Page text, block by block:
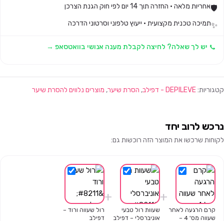
🛡️אחריות מלאה · החזרה תוך 14 יום לפי חוק הגנת הצרכן
✨תמיכה טכנית מקצועית · ייעוץ טלפוני וסרטוני הדרכה
יש לך שאלה? לחיצה לקבלת מענה אנושי בוואטסאפ →
קטגוריות:DEPILEVE - דפילב , הסרת שיער, מוצרים נלווים להסרת שיער
נרכש לרוב יחד
לקוחות שרכשו את המוצר הזה רוכשות גם:
קרם הרגעה לאחר
שעווה מס' 4 –
+
שעוות רול טבעי
אוניברסלי – דפילב
+
רול שעווה ורוד –
דפילב